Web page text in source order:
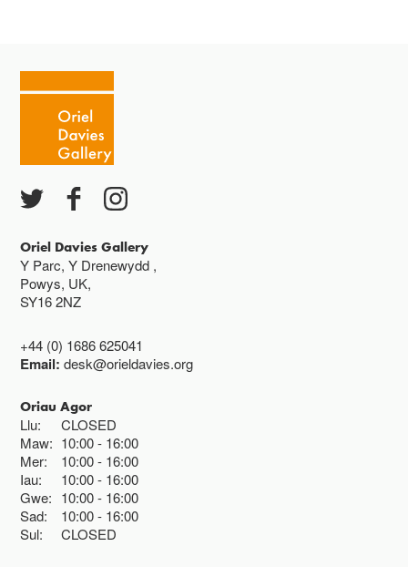
Caffi yn cau am 3
Ac eithrio digwyddiadau arbennig
Gwyliau banc ar gau
Oriel Davies Gallery
Y Parc, Y Drenewydd ,
Powys, UK,
SY16 2NZ
+44 (0) 1686 625041
Email:desk@orieldavies.org
Oriau Agor
Llu:
CLOSED
Maw: 10:00 16:00
Mer:
10:00 16:00
Iau:
10:00 16:00
Gwe: 10:00 16:00
Sad:
10:00 16:00
Sul:
CLOSED